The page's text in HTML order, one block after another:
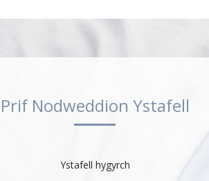
Prif Nodweddion Ystafell
Ystafell hygyrch